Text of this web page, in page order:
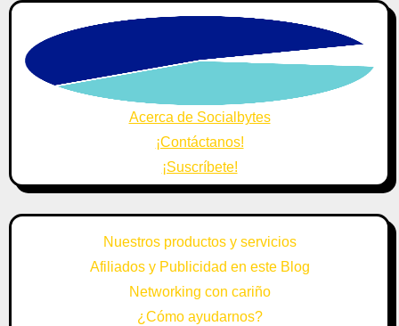
Acerca de Socialbytes
¡Contáctanos!
¡Suscríbete!
Nuestros productos y servicios
Afiliados y Publicidad en este Blog
Networking con cariño
¿Cómo ayudarnos?